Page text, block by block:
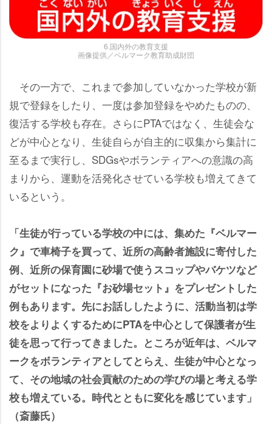
6.国内外の教育支援
画像提供／ベルマーク教育助成財団
その一方で、これまで参加していなかった学校が新
規で登録をしたり、一度は参加登録をやめたものの、
復活する学校も存在。さらにPTAではなく、生徒会な
どが中心となり、生徒自らが自主的に収集から集計に
至るまで実行し、SDGsやボランティアへの意識の高
まりから、運動を活発化させている学校も増えてきて
いるという。
「生徒が行っている学校の中には、集めた『ベルマー
ク』で車椅子を買って、近所の高齢者施設に寄付した
例、近所の保育園に砂場で使うスコップやバケツなど
がセットになった『お砂場セット』をプレゼントした
例もあります。先にお話ししたように、活動当初は学
校をよりよくするためにPTAを中心として保護者が生
徒を思って行ってきました。ところが近年は、ベルマ
ークをボランティアとしてとらえ、生徒が中心となっ
て、その地域の社会貢献のための学びの場と考える学
校も増えている。時代とともに変化を感じています」
（斎藤氏）